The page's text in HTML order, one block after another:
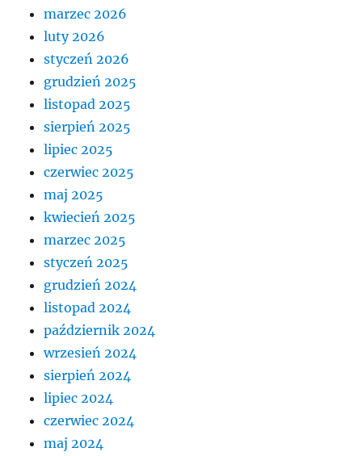
marzec 2026
luty 2026
styczeń 2026
grudzień 2025
listopad 2025
sierpień 2025
lipiec 2025
czerwiec 2025
maj 2025
kwiecień 2025
marzec 2025
styczeń 2025
grudzień 2024
listopad 2024
październik 2024
wrzesień 2024
sierpień 2024
lipiec 2024
czerwiec 2024
maj 2024